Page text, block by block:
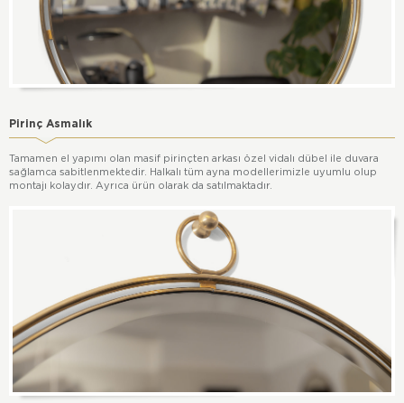
Pirinç Asmalık
Tamamen el yapımı olan masif pirinçten arkası özel vidalı dübel ile duvara
sağlamca sabitlenmektedir. Halkalı tüm ayna modellerimizle uyumlu olup
montajı kolaydır. Ayrıca ürün olarak da satılmaktadır.